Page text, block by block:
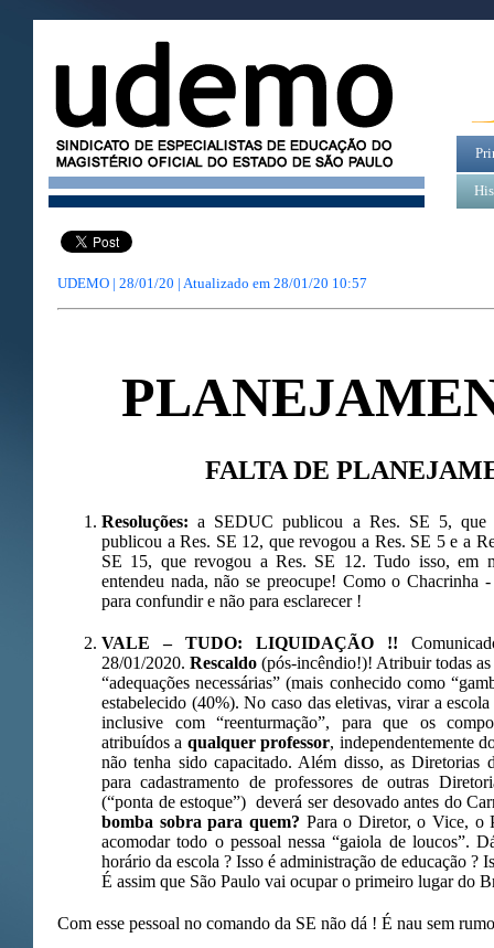
UDEMO | 28/01/20 | Atualizado em 28/01/20 10:57
FALTA DE
Resoluções: a SEDUC publicou a Res. SE 5, que
publicou a Res. SE 12, que revogou a Res. SE 5 e a
SE 15, que revogou a Res. SE 12. Tudo isso, em
entendeu nada, não se preocupe! Como o Chacrinha
para confundir e não para esclarecer !
VALE – TUDO: LIQUIDAÇÃO !!
28/01/2020.Rescaldo(pós-incêndio!)! Atribuir todas
“adequações necessárias” (mais conhecido como
estabelecido (40%). No caso das eletivas, virar a
inclusive com “reenturmação”, para que os
atribuídos a qualquer professor, independentemente
não tenha sido capacitado. Além disso, as Diretorias
para cadastramento de professores de outras
(“ponta de estoque”) deverá ser desovado antes do
bomba sobra para quem? Para o Diretor, o Vice, o
acomodar todo o pessoal nessa “gaiola de loucos”.
horário da escola ? Isso é administração de educação ?
É assim que São Paulo vai ocupar o primeiro lugar do
Com esse pessoal no comando da SE não dá ! É nau sem